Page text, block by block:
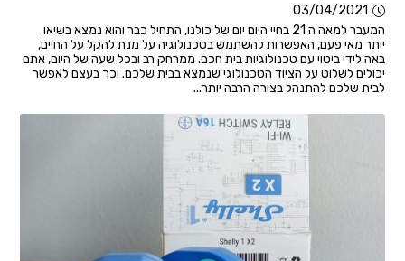
03/04/2021
המעבר למאה ה 21 בחיי היום יום של כולנו, התחיל כבר והוא נמצא בשיאו.
יותר מאי פעם, האפשרות להשתמש בטכנולוגיה על מנת להקל על החיים,
באה לידי ביטוי עם טכנולוגיות בית חכם. ממרחק רב ובכל שעה של היום, אתם
יכולים לשלוט על הציוד הטכנולוגי שנמצא בבית שלכם. וכך בעצם לאפשר
לבית שלכם להתנהל בצורה הרבה יותר...